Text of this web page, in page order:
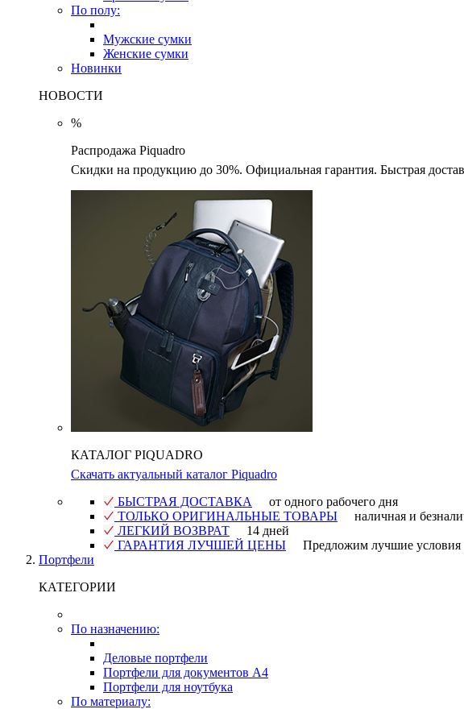
По полу:
Мужские сумки
Женские сумки
Новинки
НОВОСТИ
%
Распродажа Piquadro
Скидки на продукцию до 30%. Официальная гарантия. Быстрая
КАТАЛОГ PIQUADRO
Скачать актуальный каталог Piquadro
БЫСТРАЯ ДОСТАВКА
от одного рабочего дня
ТОЛЬКО ОРИГИНАЛЬНЫЕ ТОВАРЫ
наличная и
ЛЕГКИЙ ВОЗВРАТ
14 дней
ГАРАНТИЯ ЛУЧШЕЙ ЦЕНЫ
Предложим лучшие условия
Портфели
КАТЕГОРИИ
По назначению:
Деловые портфели
Портфели для документов A4
Портфели для ноутбука
По материалу: